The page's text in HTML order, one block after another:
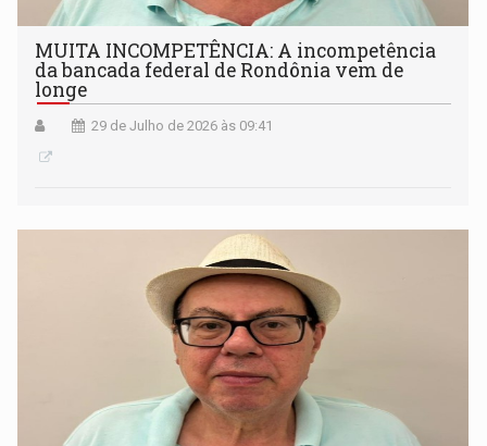
MUITA INCOMPETÊNCIA: A incompetência
da bancada federal de Rondônia vem de
longe
29 de Julho de 2026 às 09:41